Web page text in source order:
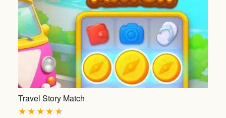
Travel Story Match
★
★
★
★
★